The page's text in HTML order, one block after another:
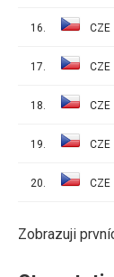
16. CZE
17. CZE
18. CZE
19. CZE
20. CZE
Zobrazuji